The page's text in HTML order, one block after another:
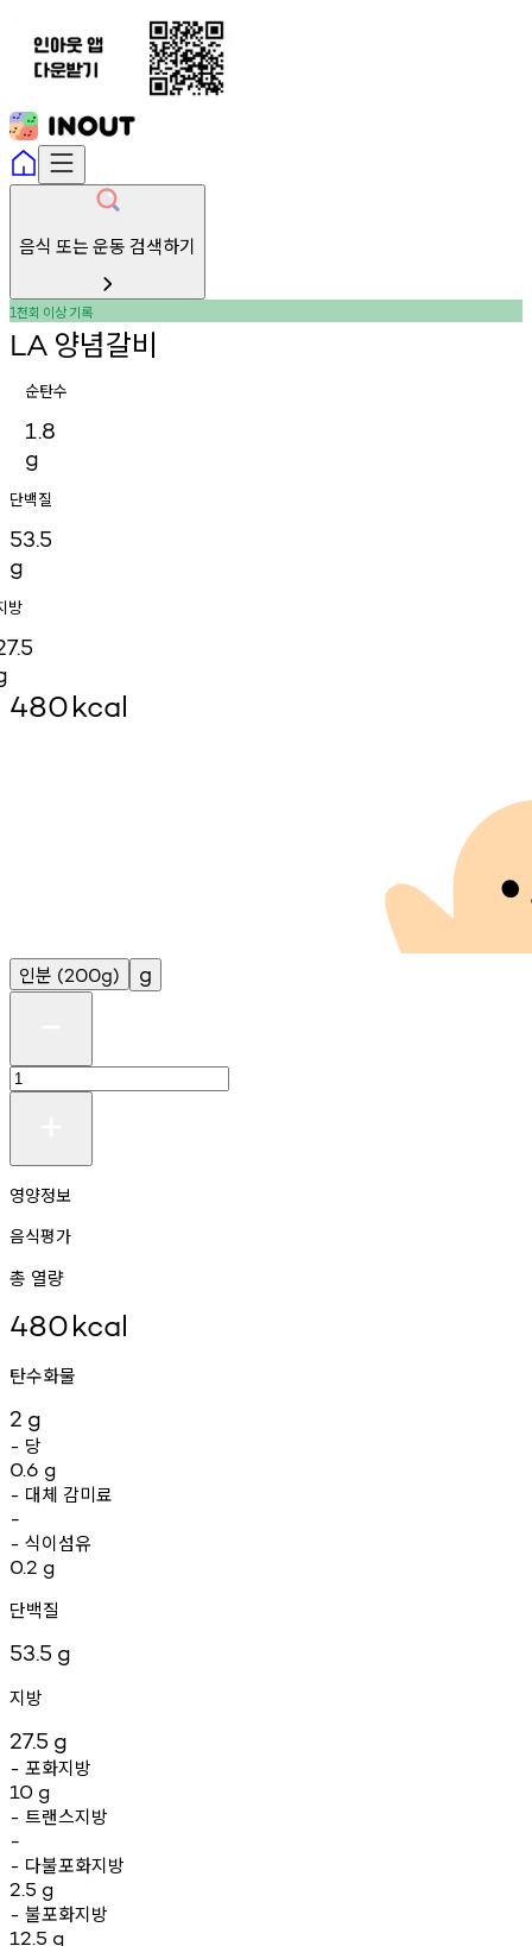
음식 또는 운동 검색하기
1천회 이상기록
LA 양념갈비
순탄수
1.8
g
단백질
53.5
g
방
480kcal
인분 (200g) g
영양정보
음식평가
총 열량
480kcal
탄수화물
2 g
- 당
0.6 g
- 대체 감미료
-
- 식이섬유
0.2 g
단백질
53.5 g
지방
27.5 g
- 포화지방
10 g
- 트랜스지방
-
- 다불포화지방
2.5 g
- 불포화지방
12.5 g